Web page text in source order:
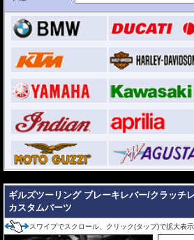
ギルズツーリング ブレーキレバー/クラッチ
カスタムパーツ
スワイプでスクロール、クリック(タップ)で拡大表示